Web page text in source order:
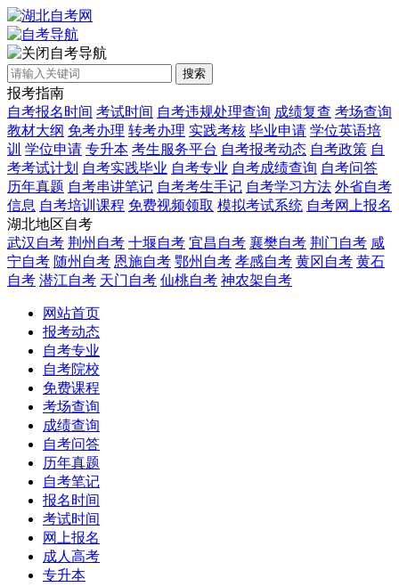
自考导航
搜索
报考指南
自考报名时间 考试时间 自考违规处理查询 成绩复查 考场查询
教材大纲 免考办理 转考办理 实践考核 毕业申请 学位英语培
训 学位申请 专升本 考生服务平台 自考报考动态 自考政策 自
考考试计划 自考实践毕业 自考专业 自考成绩查询 自考问答
历年真题 自考串讲笔记 自考考生手记 自考学习方法 外省自考
信息 自考培训课程 免费视频领取 模拟考试系统 自考网上报名
湖北地区自考
武汉自考 荆州自考 十堰自考 宜昌自考 襄樊自考 荆门自考 咸
宁自考 随州自考 恩施自考 鄂州自考 孝感自考 黄冈自考 黄石
自考 潜江自考 天门自考 仙桃自考 神农架自考
网站首页
报考动态
自考专业
自考院校
免费课程
考场查询
成绩查询
自考问答
历年真题
自考笔记
报名时间
考试时间
网上报名
成人高考
专升本